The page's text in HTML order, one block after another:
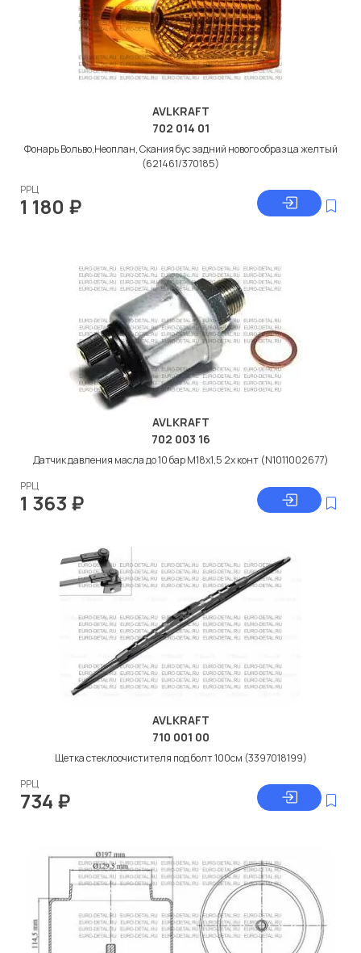
AVLKRAFT
702 014 01
Фонарь Вольво,Неоплан, Скания бус задний нового образца желтый
(621461/370185)
РРЦ
1 180 ₽
AVLKRAFT
702 003 16
Датчик давления масла до 10 бар M18x1,5 2х конт (N1011002677)
РРЦ
1 363 ₽
AVLKRAFT
710 001 00
Щетка стеклоочистителя под болт 100см (3397018199)
РРЦ
734 ₽